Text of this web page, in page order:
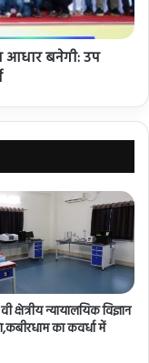
आधार बनेगी: उप
क्षेत्रीय न्यायालयिक विज्ञान
का कवर्धा में